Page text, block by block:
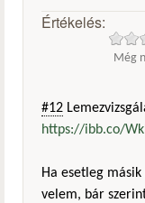
Értékelés:
Még
#12
https://ibb.co/
Ha esetleg
velem, bár